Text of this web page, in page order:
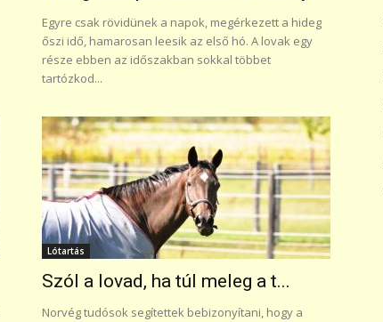
Egyre csak rövidünek a napok, megérkezett a hideg
őszi idő, hamarosan leesik az első hó. A lovak egy
része ebben az időszakban sokkal többet
tartózkod...
Lótartás
Szól a lovad, ha túl meleg a t...
Norvég tudósok segítettek bebizonyítani, hogy a